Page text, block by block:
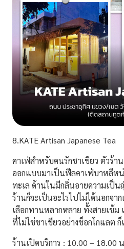
8.KATE Artisan Japanese Tea
คาเฟ่สำหรับคนรักชาเขียว ตัวร้
ออกแบบมาเป็นฟีลคาเฟ่บาหลีห
ทะเล ด้านในมีกลิ่นอายความเป็
ร้านก็จะเป็นอะไรไปไม่ได้นอกจ
เลือกทานหลากหลาย ทั้งสายเข้ม
ที่ไม่ใช่ชาเขียวอย่างช็อกโกแลต
ร้านเปิดบริการ : 10.00 – 18.00